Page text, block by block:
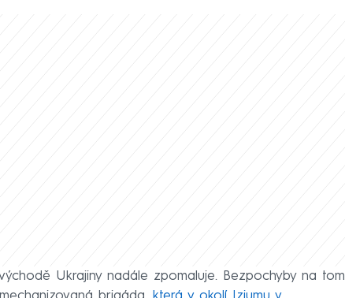
Ukrajiny nadále zpomaluje. Bezpochyby na tom